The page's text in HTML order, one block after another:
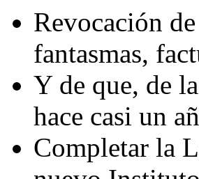
Revocación
fantasmas,
Y de que, de
hace casi un
Completar la